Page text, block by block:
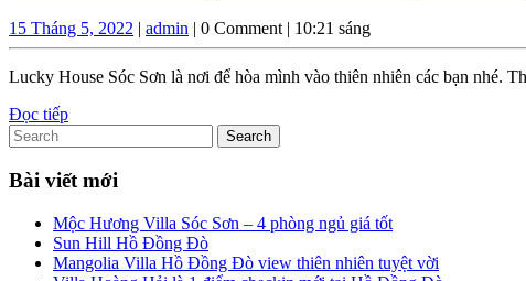
15 Tháng 5, 2022 15
Tháng
5,
2022
| admin admin
| 0 Comment | 10:21 sáng
Lucky House Sóc Sơn là nơi để hòa mình vào thiên nhiên các bạn
Đọc tiếpĐọc
Search
for:
Bài viết mới
Mộc Hương Villa Sóc Sơn – 4 phòng ngủ giá tốt
Sun Hill Hồ Đồng Đò
Mangolia Villa Hồ Đồng Đò view thiên nhiên tuyệt vời